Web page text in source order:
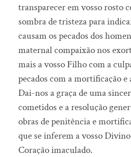
transparecer em vosso rosto
sombra de tristeza para
causam os pecados dos
maternal compaixão nos
mais a vosso Filho com a
pecados com a mortificação e
Dai-nos a graça de uma
cometidos e a resolução
obras de penitência e
que se inferem a vosso
Coração imaculado.